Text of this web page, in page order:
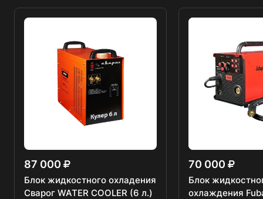
87 000
Блок жидкостного охладения
Сварог WATER COOLER (6 л.)
70 000
Блок
охлаждения